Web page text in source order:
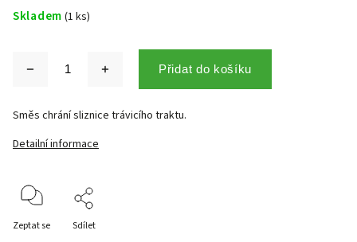
Skladem (1 ks)
Přidat do košíku
Směs chrání sliznice trávicího traktu.
Detailní informace
Zeptat se Sdílet